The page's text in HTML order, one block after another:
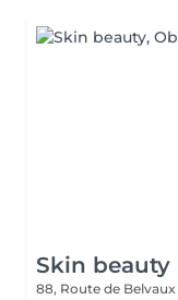
Skin beauty
88, Route de Belvaux